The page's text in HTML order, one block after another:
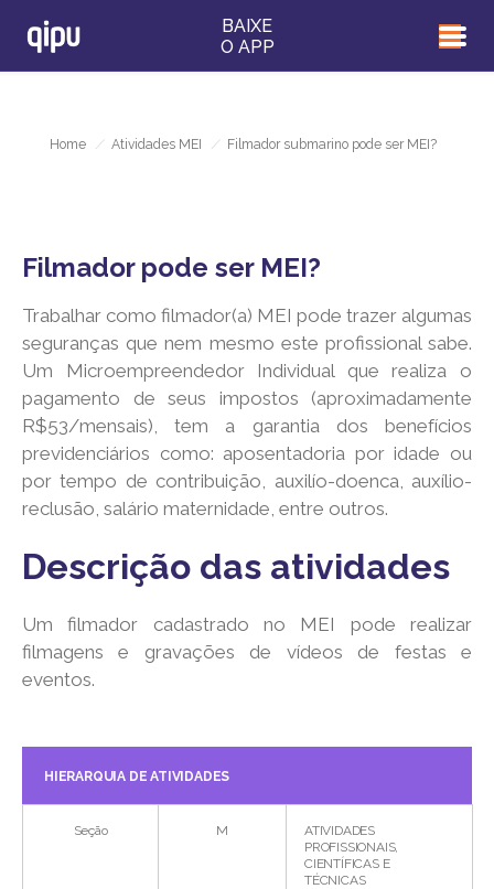
Home / Atividades MEI / Filmador submarino pode ser MEI?
BAIXE
O APP
Filmador pode ser MEI?
Trabalhar como filmador(a) MEI pode trazer algumas
seguranças que nem mesmo este profissional sabe.
Um Microempreendedor Individual que realiza o
pagamento de seus impostos (aproximadamente
R$53/mensais), tem a garantia dos benefícios
previdenciários como: aposentadoria por idade ou
por tempo de contribuição, auxilío-doenca, auxílio-
reclusão, salário maternidade, entre outros.
Descrição das atividades
Um filmador cadastrado no MEI pode realizar
filmagens e gravações de vídeos de festas e
eventos.
HIERARQUIA DE ATIVIDADES
Seção M
ATIVIDADES
PROFISSIONAIS,
CIENTÍFICAS E
TÉCNICAS